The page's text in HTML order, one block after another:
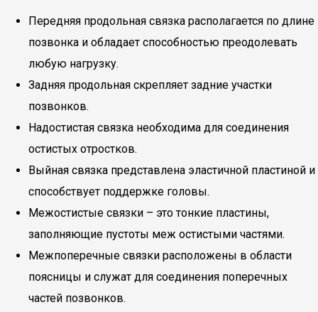
Передняя продольная связка располагается по длине
позвонка и обладает способностью преодолевать
любую нагрузку.
Задняя продольная скрепляет задние участки
позвонков.
Надостистая связка необходима для соединения
остистых отростков.
Выйная связка представлена эластичной пластиной и
способствует поддержке головы.
Межостистые связки – это тонкие пластины,
заполняющие пустоты меж остистыми частями.
Межпоперечные связки расположены в области
поясницы и служат для соединения поперечных
частей позвонков.